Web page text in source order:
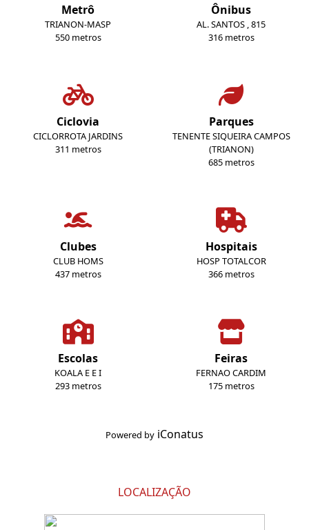
Metrô
TRIANON-MASP
550 metros
Ônibus
AL. SANTOS , 815
316 metros
Ciclovia
CICLORROTA JARDINS
311 metros
Parques
TENENTE SIQUEIRA CAMPOS
(TRIANON)
685 metros
Clubes
CLUB HOMS
437 metros
Hospitais
HOSP TOTALCOR
366 metros
Escolas
KOALA E E I
293 metros
Feiras
FERNAO CARDIM
175 metros
Powered by iConatus
LOCALIZAÇÃO